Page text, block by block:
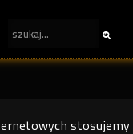
stosujemy